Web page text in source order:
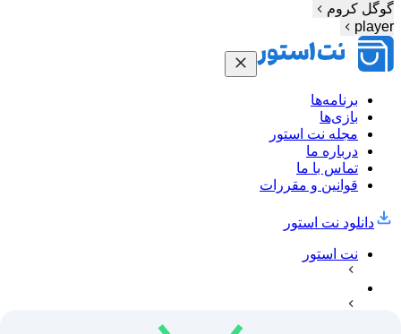
گوگل کروم
player
برنامه‌ها
بازی‌ها
مجله نت استور
درباره ما
تماس با ما
قوانین و مقررات
دانلود نت‌ استور
نت استور